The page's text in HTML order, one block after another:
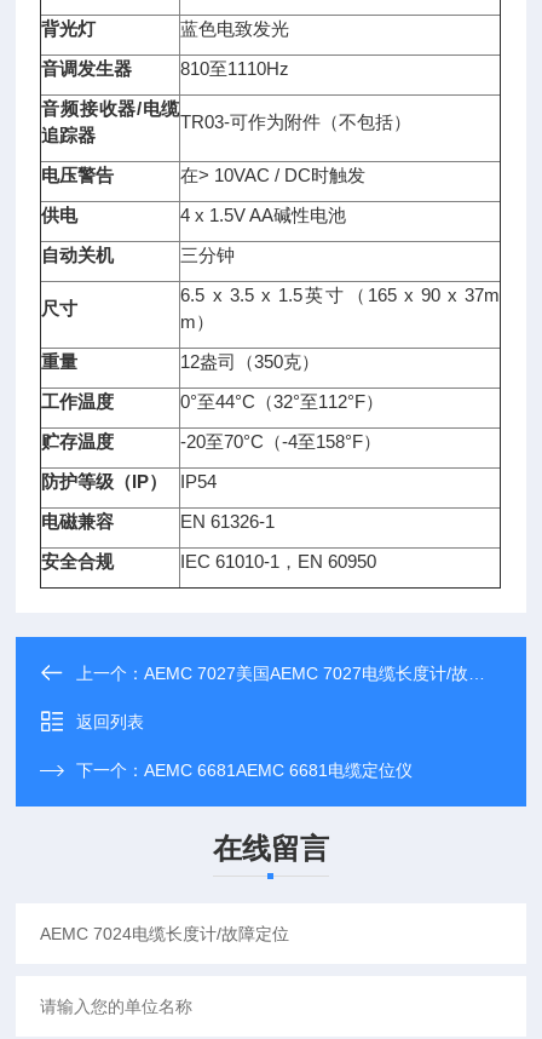
背光灯
蓝色电致发光
音调发生器
810至1110Hz
音频接收器/电缆
追踪器
TR03-可作为附件（不包括）
电压警告
在> 10VAC / DC时触发
供电
4 x 1.5V AA碱性电池
自动关机
三分钟
尺寸
6.5 x 3.5 x 1.5英寸（165 x 90 x 37m
m）
重量
12盎司（350克）
工作温度
0°至44°C（32°至112°F）
贮存温度
-20至70°C（-4至158°F）
防护等级（IP）
IP54
电磁兼容
EN 61326-1
安全合规
IEC 61010-1，EN 60950
上一个：AEMC 7027美国AEMC 7027电缆长度计/故障定位6000米
返回列表
下一个：AEMC 6681AEMC 6681电缆定位仪
在线留言